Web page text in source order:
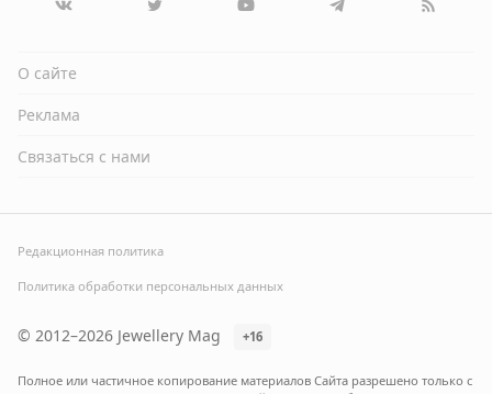
О сайте
Реклама
Связаться с нами
© 2012–2026 Jewellery Mag +16
Редакционная политика
Политика обработки персональных данных
Полное или частичное копирование материалов Сайта разрешено только с